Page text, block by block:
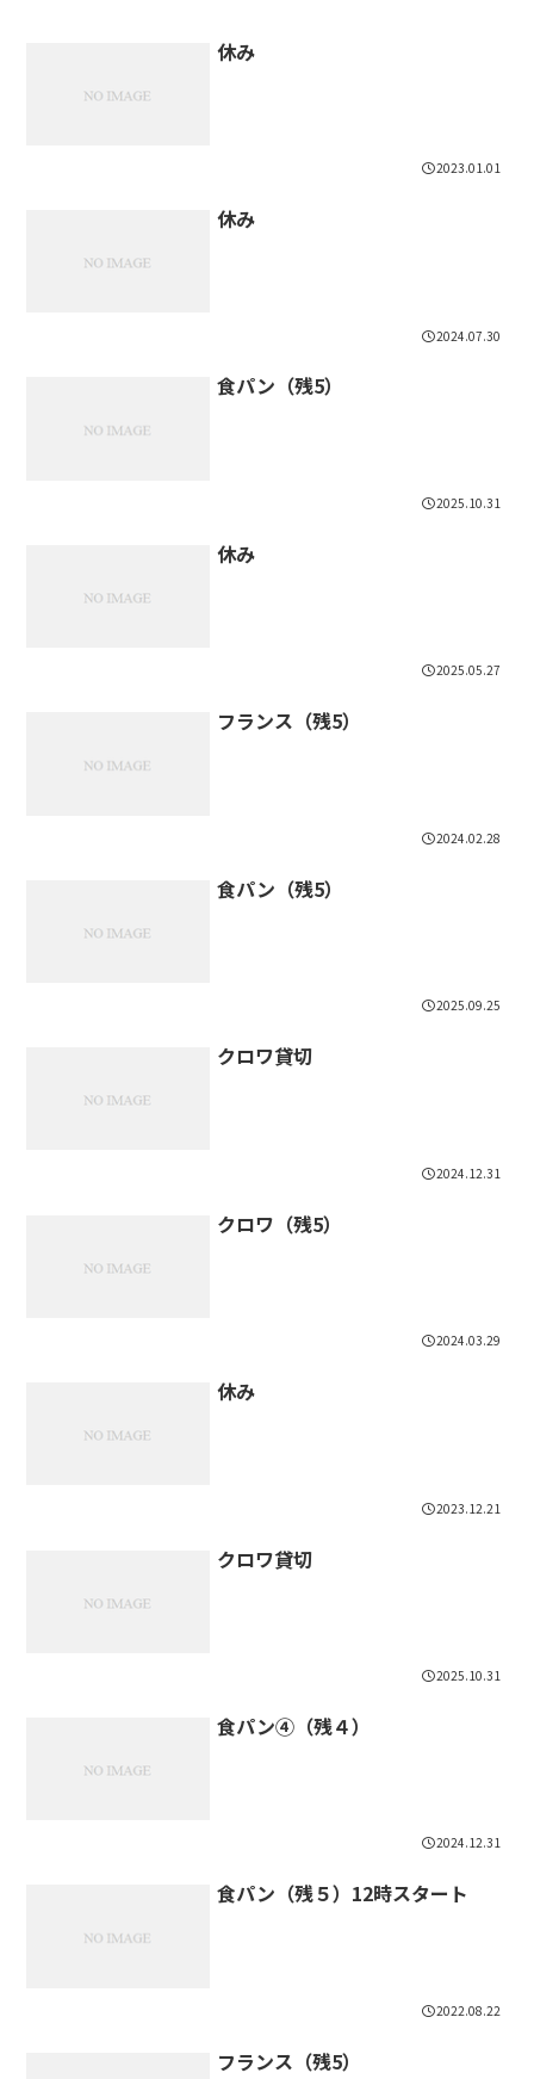
休み
2023.01.01
休み
2024.07.30
食パン（残5）
2025.10.31
休み
2025.05.27
フランス（残5）
2024.02.28
食パン（残5）
2025.09.25
クロワ貸切
2024.12.31
クロワ（残5）
2024.03.29
休み
2023.12.21
クロワ貸切
2025.10.31
食パン④（残４）
2024.12.31
食パン（残５）12時スタート
2022.08.22
フランス（残5）